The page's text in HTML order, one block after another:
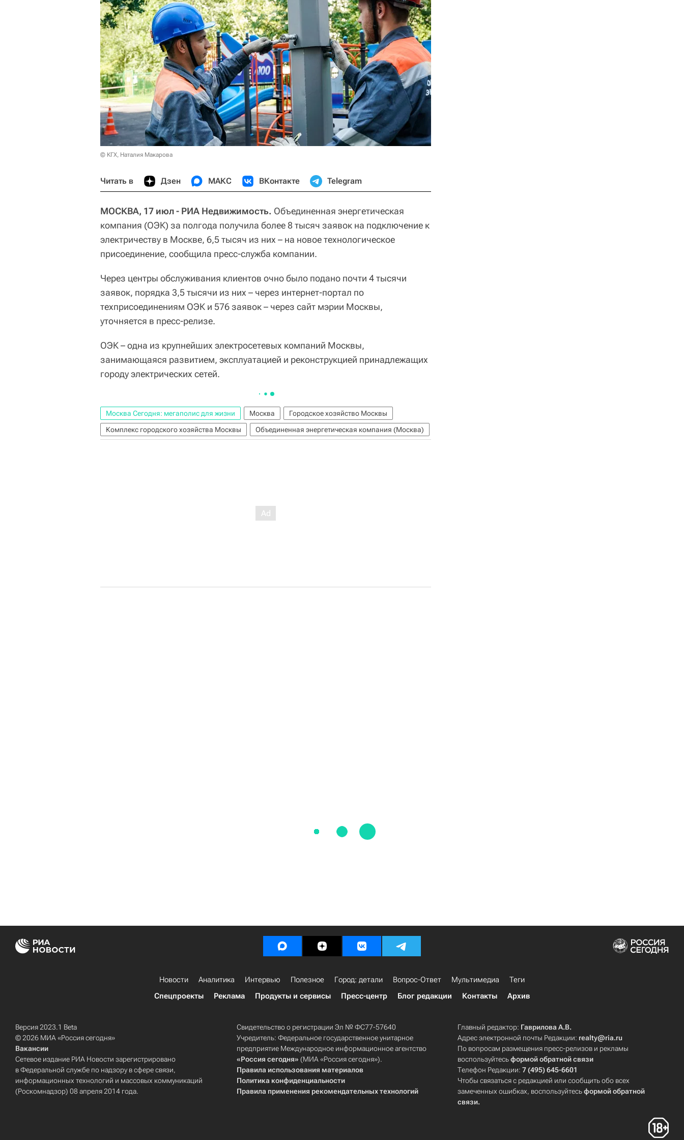
© КГХ, Наталия Макарова
Читать в Дзен МАКС ВКонтакте Telegram
МОСКВА, 17 июл - РИА Недвижимость. Объединенная энергетическая
компания (ОЭК) за полгода получила более 8 тысяч заявок на подключение к
электричеству в Москве, 6,5 тысяч из них – на новое технологическое
присоединение, сообщила пресс-служба компании.
Через центры обслуживания клиентов очно было подано почти 4 тысячи
заявок, порядка 3,5 тысячи из них – через интернет-портал по
техприсоединениям ОЭК и 576 заявок – через сайт мэрии Москвы,
уточняется в пресс-релизе.
ОЭК – одна из крупнейших электросетевых компаний Москвы,
занимающаяся развитием, эксплуатацией и реконструкцией принадлежащих
городу электрических сетей.
Москва Сегодня: мегаполис для жизни Москва
Городское хозяйство Москвы
Комплекс городского хозяйства Москвы
Объединенная энергетическая компания (Москва)
Новости Аналитика Интервью Полезное Город: детали Вопрос-Ответ Мультимедиа
Теги
Спецпроекты
Реклама Продукты и сервисы Пресс-центр Блог редакции Контакты Архив
Версия 2023.1 Beta
© 2026 МИА «Россия сегодня»
Вакансии
Сетевое издание РИА Новости зарегистрировано
в Федеральной службе по надзору в сфере связи,
информационных технологий и массовых коммуникаций
(Роскомнадзор) 08 апреля 2014 года.
Свидетельство о регистрации Эл № ФС77-57640
Учредитель: Федеральное государственное унитарное
предприятие Международное информационное агентство
«Россия сегодня» (МИА «Россия сегодня»).
Правила использования материалов
Политика конфиденциальности
Правила применения рекомендательных технологий
Главный редактор: Гаврилова А.В.
Адрес электронной почты Редакции: realty@ria.ru
По вопросам размещения пресс-релизов и рекламы
воспользуйтесьформой обратной связи
Телефон Редакции:7 (495) 645-6601
Чтобы связаться с редакцией или сообщить обо всех
замеченных ошибках, воспользуйтесьформой обратной
связи.